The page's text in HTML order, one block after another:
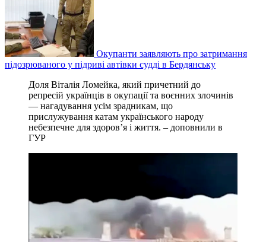
Окупанти заявляють про затримання
підозрюваного у підриві автівки судді в Бердянську
Доля Віталія Ломейка, який причетний до
репресій українців в окупації та воєнних злочинів
— нагадування усім зрадникам, що
прислужування катам українського народу
небезпечне для здоровʼя і життя. – доповнили в
ГУР